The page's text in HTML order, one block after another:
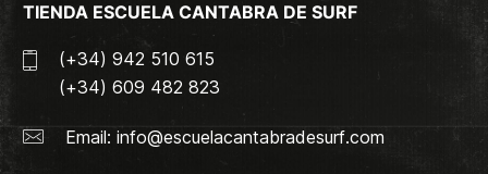
TIENDA ESCUELA CANTABRA DE SURF
(+34) 942 510 615
(+34) 609 482 823
Email: info@escuelacantabradesurf.com